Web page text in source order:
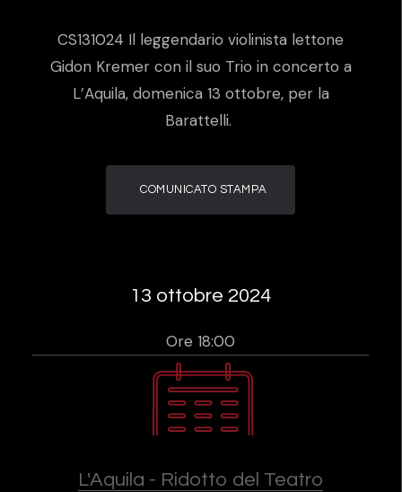
CS131024 Il leggendario violinista lettone
Gidon Kremer con il suo Trio in concerto a
L’Aquila, domenica 13 ottobre, per la
Barattelli.
COMUNICATO STAMPA
13 ottobre 2024
Ore 18:00
L'Aquila - Ridotto del Teatro